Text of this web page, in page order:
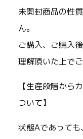
未開封商品の性
ん。
ご購入、ご購入
理解頂いた上でご
【生産段階から
ついて】
状態Aであっても